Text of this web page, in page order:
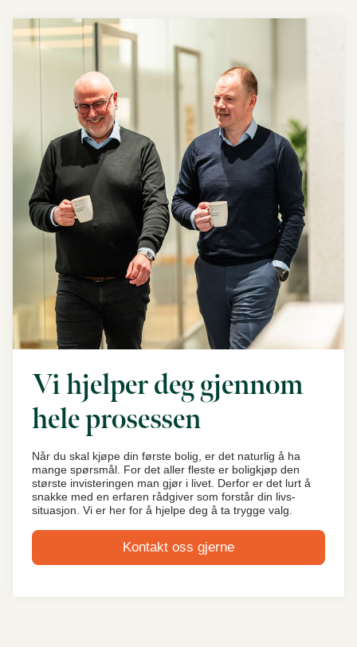
Vi hjelper deg gjennom
hele prosessen
Når du skal kjøpe din første bolig, er det naturlig å ha
mange spørsmål. For det aller fleste er boligkjøp den
største invisteringen man gjør i livet. Derfor er det lurt å
snakke med en erfaren rådgiver som forstår din livs-
situasjon. Vi er her for å hjelpe deg å ta trygge valg.
Kontakt oss gjerne